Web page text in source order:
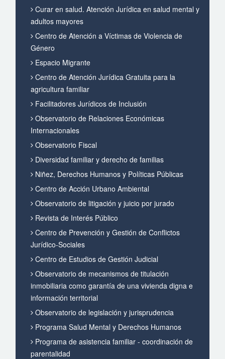
Curar en salud. Atención Jurídica en salud mental y
adultos mayores
Centro de Atención a Víctimas de Violencia de
Género
Espacio Migrante
Centro de Atención Jurídica Gratuita para la
agricultura familiar
Facilitadores Jurídicos de Inclusión
Observatorio de Relaciones Económicas
Internacionales
Observatorio Fiscal
Diversidad familiar y derecho de familias
Niñez, Derechos Humanos y Políticas Públicas
Centro de Acción Urbano Ambiental
Observatorio de litigación y juicio por jurado
Revista de Interés Público
Centro de Prevención y Gestión de Conflictos
Jurídico-Sociales
Centro de Estudios de Gestión Judicial
Observatorio de mecanismos de titulación
inmobiliaria como garantía de una vivienda digna e
información territorial
Observatorio de legislación y jurisprudencia
Programa Salud Mental y Derechos Humanos
Programa de asistencia familiar - coordinación de
parentalidad